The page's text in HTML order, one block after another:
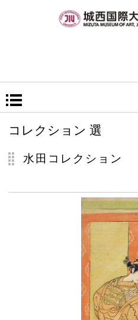
コレクション 選
水田コレクション